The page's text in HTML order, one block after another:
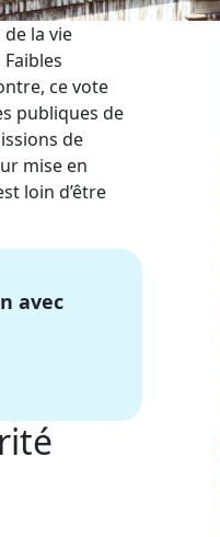
la vie
ce vote
publiques de
de
mise en
loin d’être
avec